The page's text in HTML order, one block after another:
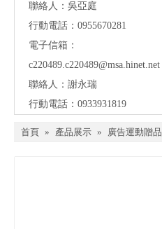
聯絡人：吳亞庭
行動電話：0955670281
電子信箱：
c220489.c220489@msa.hinet.net
聯絡人：謝永瑞
行動電話：0933931819
首頁 » 產品展示 » 廣告運動贈品